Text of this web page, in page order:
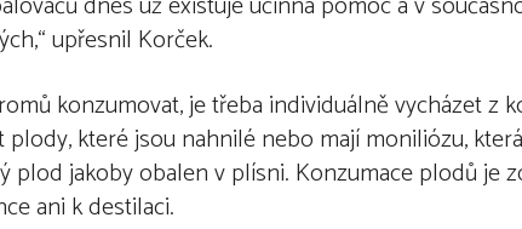
upřesnil Korček.
konzumovat, je třeba individuálně vycházet z
které jsou nahnilé nebo mají moniliózu,
plod jakoby obalen v plísni. Konzumace plodů je
ani k destilaci.